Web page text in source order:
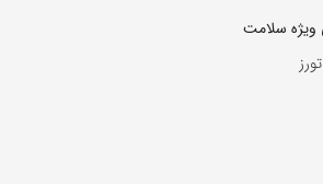
ویژه سلامت